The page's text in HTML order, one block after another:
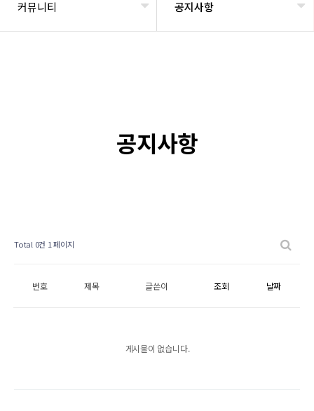
커뮤니티 공지사항
공지사항
Total 0건 1 페이지
번호 제목 글쓴이 조회 날짜
게시물이 없습니다.